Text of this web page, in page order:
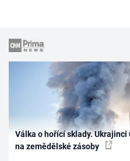
Válka o hořící sklady.
na zemědělské zásoby